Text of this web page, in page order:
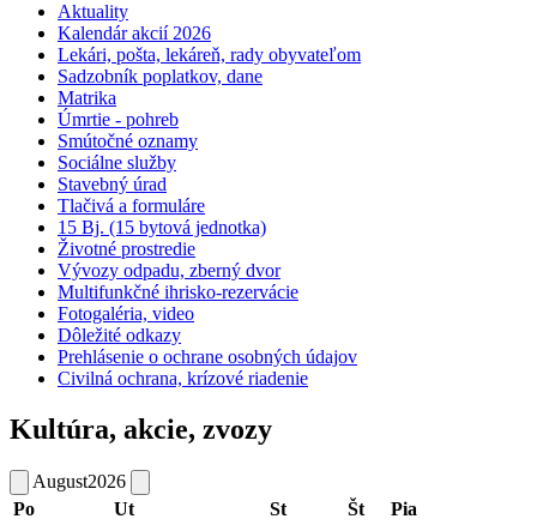
Aktuality
Kalendár akcií 2026
Lekári, pošta, lekáreň, rady obyvateľom
Sadzobník poplatkov, dane
Matrika
Úmrtie - pohreb
Smútočné oznamy
Sociálne služby
Stavebný úrad
Tlačivá a formuláre
15 Bj. (15 bytová jednotka)
Životné prostredie
Vývozy odpadu, zberný dvor
Multifunkčné ihrisko-rezervácie
Fotogaléria, video
Dôležité odkazy
Prehlásenie o ochrane osobných údajov
Civilná ochrana, krízové riadenie
Kultúra, akcie, zvozy
August2026
Po
Ut St Št Pia